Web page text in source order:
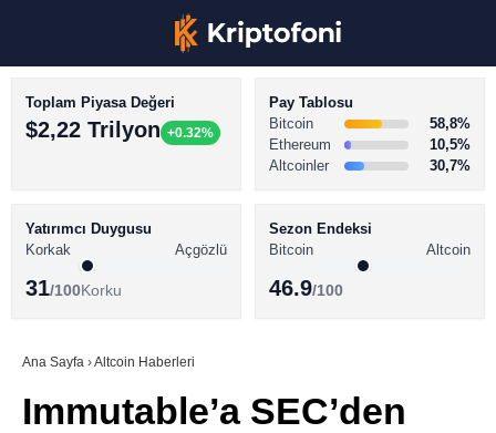
Youtube
BİTCOİN HABERLERİ
ALTCOİN HABERLERİ
SÖZLÜK
Toplam Piyasa Değeri
$2,22 Trilyon +0.32%
Pay Tablosu
Bitcoin
58,8%
Ethereum
10,5%
Altcoinler
30,7%
Yatırımcı Duygusu
Korkak
Açgözlü
31/100Korku
Sezon Endeksi
Bitcoin
Altcoin
46.9/100
Ana Sayfa ›Altcoin Haberleri
Immutable’a SEC’den